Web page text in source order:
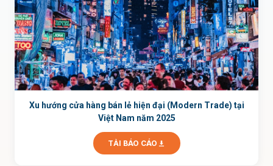
Xu hướng cửa hàng bán lẻ hiện đại (Modern Trade) tại
Việt Nam năm 2025
TẢI BÁO CÁO